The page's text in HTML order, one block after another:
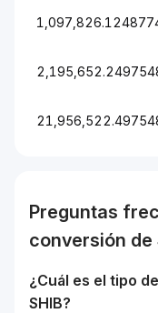
Preguntas
conversión de
¿Cuál es el tipo
SHIB?